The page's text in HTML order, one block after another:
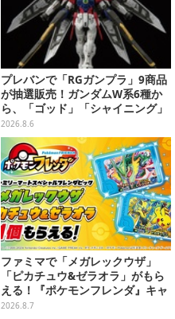
プレバンで「RGガンプラ」9商品
が抽選販売！ガンダムW系6種か
ら、「ゴッド」「シャイニング」
まで
2026.8.6
ファミマで「メガレックウザ」
「ピカチュウ&ゼラオラ」がもら
える！『ポケモンフレンダ』キャ
ンペーンが8月11日開始
2026.8.7